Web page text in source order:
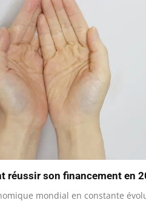
réussir son financement en
mondial en constante